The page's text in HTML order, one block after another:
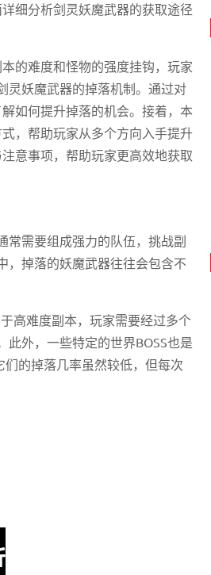
细分析剑灵妖魔武器的获取途径
的难度和怪物的强度挂钩，玩家
灵妖魔武器的掉落机制。通过对
如何提升掉落的机会。接着，本
，帮助玩家从多个方向入手提升
意事项，帮助玩家更高效地获取
常需要组成强力的队伍，挑战副
，掉落的妖魔武器往往会包含不
高难度副本，玩家需要经过多个
此外，一些特定的世界BOSS也是
们的掉落几率虽然较低，但每次